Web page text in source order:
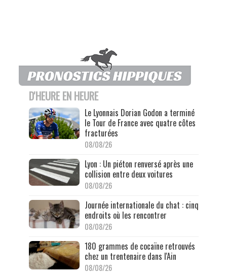
D'HEURE EN HEURE
Le Lyonnais Dorian Godon a terminé
le Tour de France avec quatre côtes
fracturées
08/08/26
Lyon : Un piéton renversé après une
collision entre deux voitures
08/08/26
Journée internationale du chat : cinq
endroits où les rencontrer
08/08/26
180 grammes de cocaïne retrouvés
chez un trentenaire dans l'Ain
08/08/26